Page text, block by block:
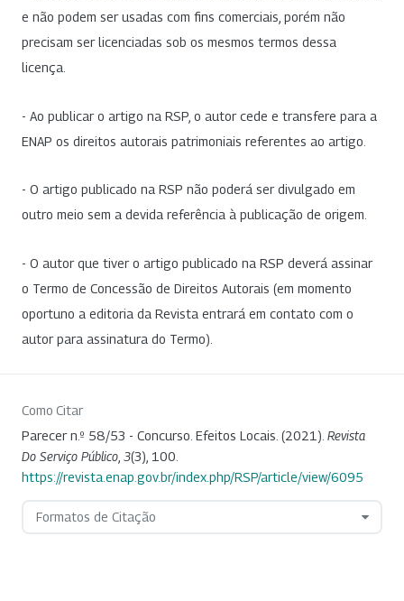
e não podem ser usadas com fins comerciais, porém não
precisam ser licenciadas sob os mesmos termos dessa
licença.
- Ao publicar o artigo na RSP, o autor cede e transfere para a
ENAP os direitos autorais patrimoniais referentes ao artigo.
- O artigo publicado na RSP não poderá ser divulgado em
outro meio sem a devida referência à publicação de origem.
- O autor que tiver o artigo publicado na RSP deverá assinar
o Termo de Concessão de Direitos Autorais (em momento
oportuno a editoria da Revista entrará em contato com o
autor para assinatura do Termo).
Como Citar
Parecer n.º 58/53 - Concurso. Efeitos Locais. (2021). Revista
Do Serviço Público 3(3), 100.
https://revista.enap.gov.br/index.php/RSP/article/view/6095
Formatos de Citação